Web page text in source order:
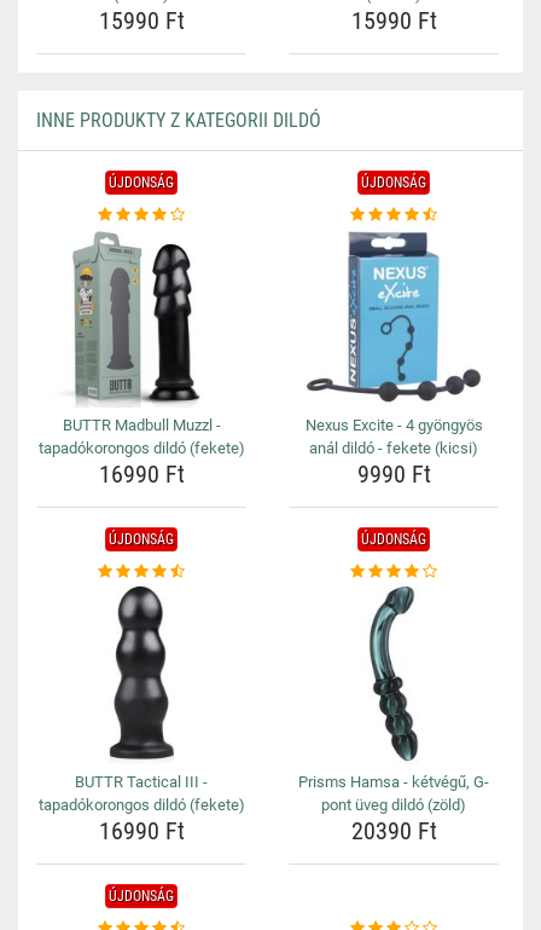
15990 Ft 15990 Ft
INNE PRODUKTY Z KATEGORII DILDÓ
ÚJDONSÁG
BUTTR Madbull Muzzl -
tapadókorongos dildó (fekete)
16990 Ft
ÚJDONSÁG
Nexus Excite - 4 gyöngyös
anál dildó - fekete (kicsi)
9990 Ft
ÚJDONSÁG
BUTTR Tactical III -
tapadókorongos dildó (fekete)
16990 Ft
ÚJDONSÁG
Prisms Hamsa - kétvégű, G-
pont üveg dildó (zöld)
20390 Ft
ÚJDONSÁG